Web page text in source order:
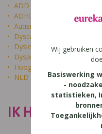
ADD
ADHD
Autisme
Dyscalculie
Dyslexie
Dyspraxie
Hoogbegaafdheid
NLD
IK HEET NIET
Wij gebruiken
Basiswerking
-
statistieken,